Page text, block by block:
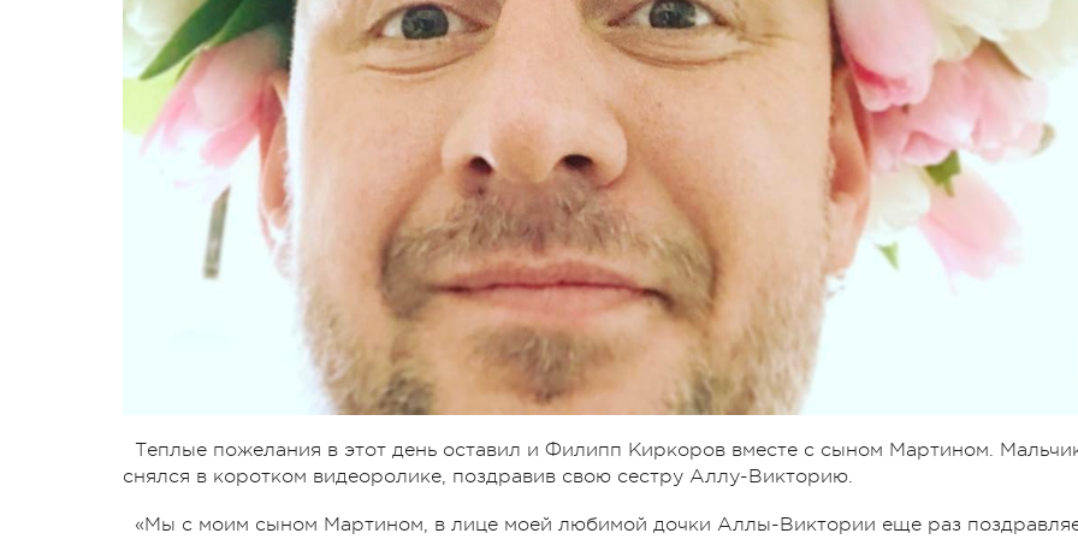
Теплые пожелания в этот день оставил и Филипп Киркоров вместе с сыном Мартином.
снялся в коротком видеоролике, поздравив свою сестру Аллу-Викторию.
«Мы с моим сыном Мартином, в лице моей любимой дочки Аллы-Виктории еще раз